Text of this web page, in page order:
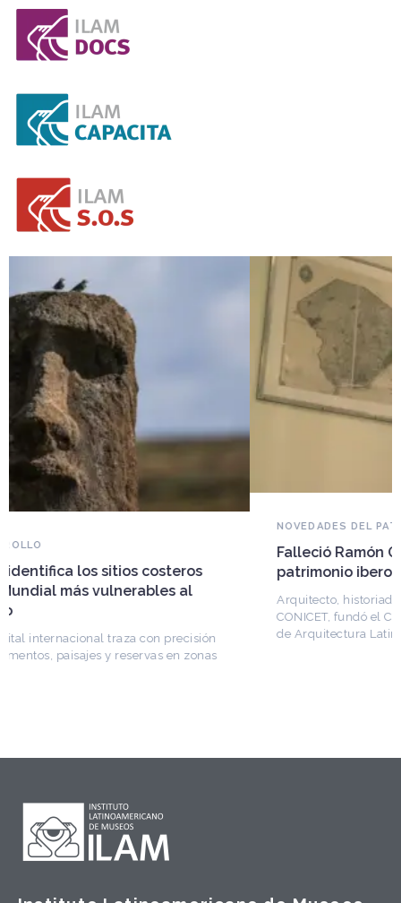
Falleció Ramón Gutiérrez, guardián del
patrimonio iberoamericano
Arquitecto, historiador e Investigador Superior del
CONICET, fundó el CEDODAL e impulsó los Seminarios
de Arquitectura Latinoamericana. Publicó más de